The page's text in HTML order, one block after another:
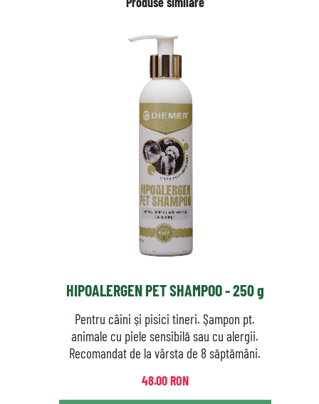
HIPOALERGEN PET SHAMPOO - 250 g
Pentru câini și pisici tineri. Șampon pt.
animale cu piele sensibilă sau cu alergii.
Recomandat de la vârsta de 8 săptămâni.
48.00 RON